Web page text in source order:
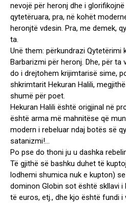
nevojë për heronj dhe i
qytetëruara, pra, në kohët
heronjtë vdesin. Pra, me demek,
ta.
Unë them: përkundrazi Qytetërimi
Barbarizmi për heronj. Dhe, për
do i drejtohem krijimtarisë sime,
shkrimtarit Hekuran Halili,
shumë për poet.
Hekuran Halili është origjinal në
është arma më mahnitëse që
modern i rebeluar ndaj botës së
satanizmi!…
Po pse do thoni ju u dashka
Të gjithë së bashku duhet të
lodhemi shumica nuk e kupton)
dominon Globin sot është skllavi
të euros, etj., dhe kjo është fundi i